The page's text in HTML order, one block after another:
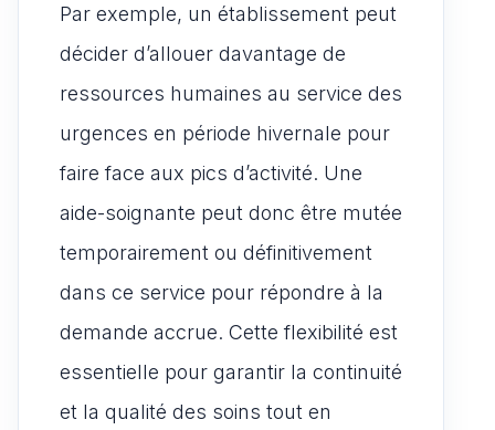
Par exemple, un établissement peut
décider d’allouer davantage de
ressources humaines au service des
urgences en période hivernale pour
faire face aux pics d’activité. Une
aide-soignante peut donc être mutée
temporairement ou définitivement
dans ce service pour répondre à la
demande accrue. Cette flexibilité est
essentielle pour garantir la continuité
et la qualité des soins tout en